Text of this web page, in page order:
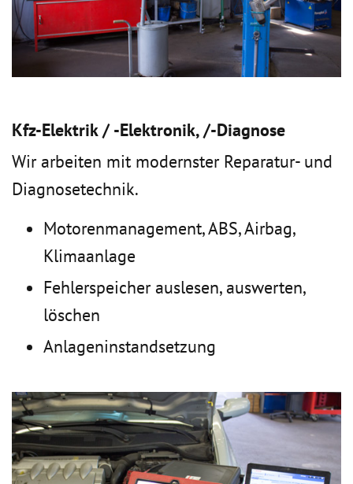
Kfz-Elektrik / -Elektronik, /-Diagnose
Wir arbeiten mit modernster Reparatur- und
Diagnosetechnik.
Motorenmanagement, ABS, Airbag,
Klimaanlage
Fehlerspeicher auslesen, auswerten,
löschen
Anlageninstandsetzung